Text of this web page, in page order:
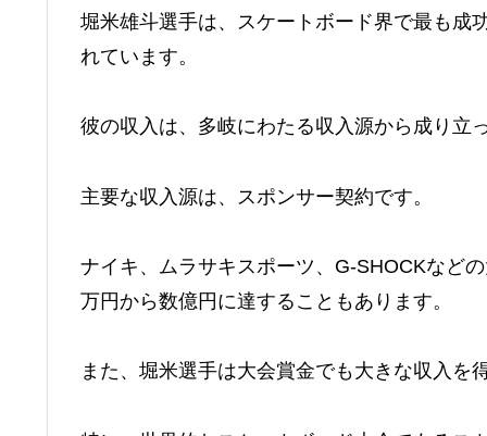
堀米雄斗選手は、スケートボード界で最も成
れています。
彼の収入は、多岐にわたる収入源から成り立
主要な収入源は、スポンサー契約です。
ナイキ、ムラサキスポーツ、G-SHOCKなど
万円から数億円に達することもあります。
また、堀米選手は大会賞金でも大きな収入を